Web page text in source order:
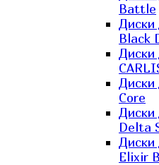
Battle
Диски
Black
Диски
Диски
Core
Диски
Delta
Диски
Elixir